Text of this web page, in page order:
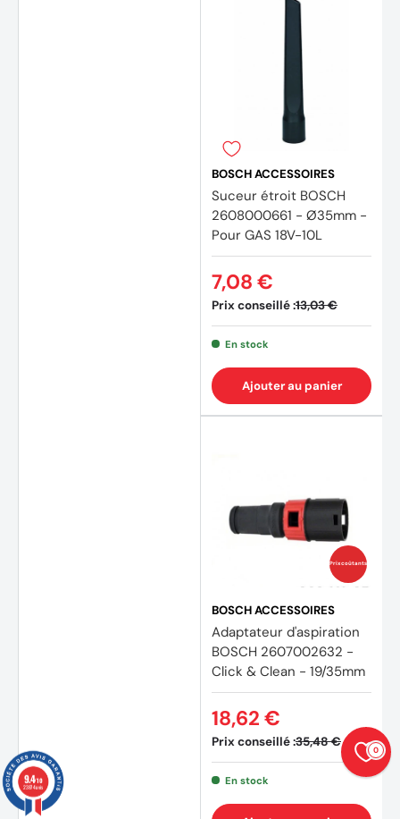
BOSCH ACCESSOIRES
Suceur étroit BOSCH
2608000661 - Ø35mm -
Pour GAS 18V-10L
Prix conseillé :13,03 €
7,08 €
En stock
Ajouter au panier
Prix coûtants
BOSCH ACCESSOIRES
Adaptateur d'aspiration
BOSCH 2607002632 -
Click & Clean - 19/35mm
Prix conseillé :35,48 €
18,62 €
En stock
0
9.4/10
23874 avis